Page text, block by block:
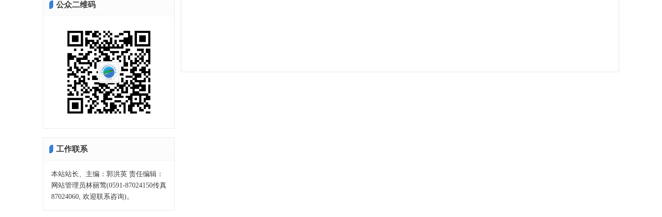
公众二维码
工作联系
本站站长、主编：郭洪英 责任编辑：
网站管理员林丽莺(0591-87024150传真
87024060, 欢迎联系咨询)。